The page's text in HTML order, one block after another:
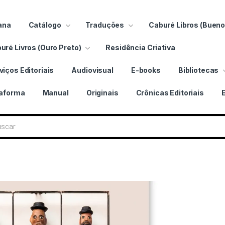
Catálogo Traduções Caburé Libros
Livros (Ouro Preto) Residência Criativa
Editoriais Audiovisual E-books Bibliotecas
Manual Originais Crônicas Editoriais
livros